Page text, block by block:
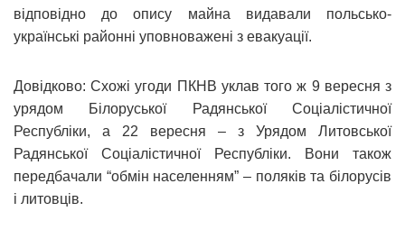
відповідно до опису майна видавали польсько-
українські районні уповноважені з евакуації.
Довідково: Схожі угоди ПКНВ уклав того ж 9 вересня з
урядом Білоруської Радянської Соціалістичної
Республіки, а 22 вересня – з Урядом Литовської
Радянської Соціалістичної Республіки. Вони також
передбачали “обмін населенням” – поляків та білорусів
і литовців.